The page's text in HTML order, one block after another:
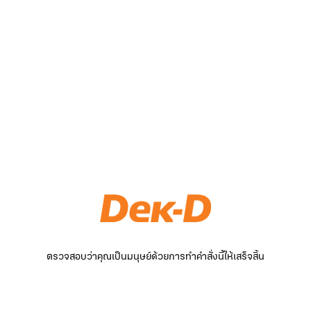
ตรวจสอบว่าคุณเป็นมนุษย์ด้วยการทำคำสั่งนี้ให้เสร็จสิ้น